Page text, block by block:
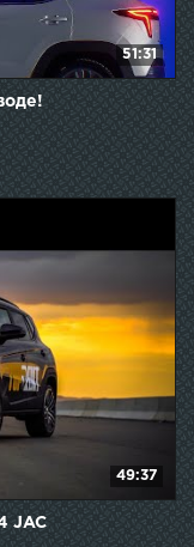
51:31
49:37
JAC